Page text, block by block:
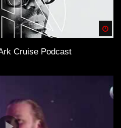
Cruise Podcast